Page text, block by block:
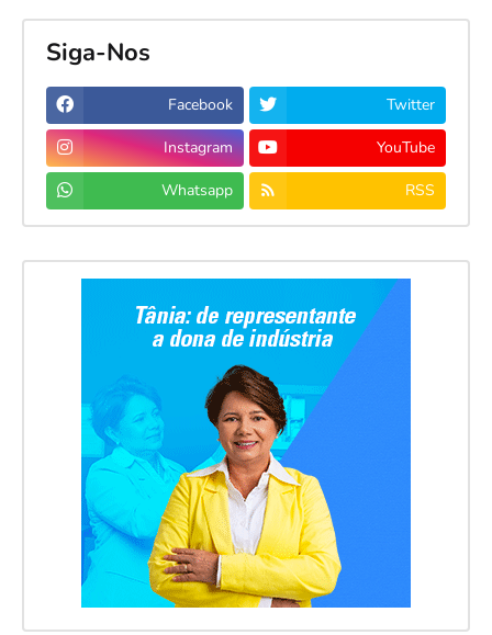
Siga-Nos
Facebook Twitter
Instagram YouTube
Whatsapp RSS